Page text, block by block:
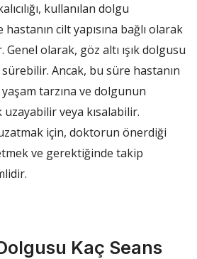
kullanılan dolgu
cilt yapısına bağlı olarak
olarak, göz altı ışık dolgusu
Ancak, bu süre hastanın
tarzına ve dolgunun
uzayabilir veya kısalabilir.
uzatmak için, doktorun önerdiği
ve gerektiğinde takip
Kaç Seans